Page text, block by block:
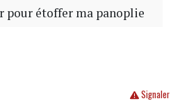
pour étoffer ma panoplie
Signaler